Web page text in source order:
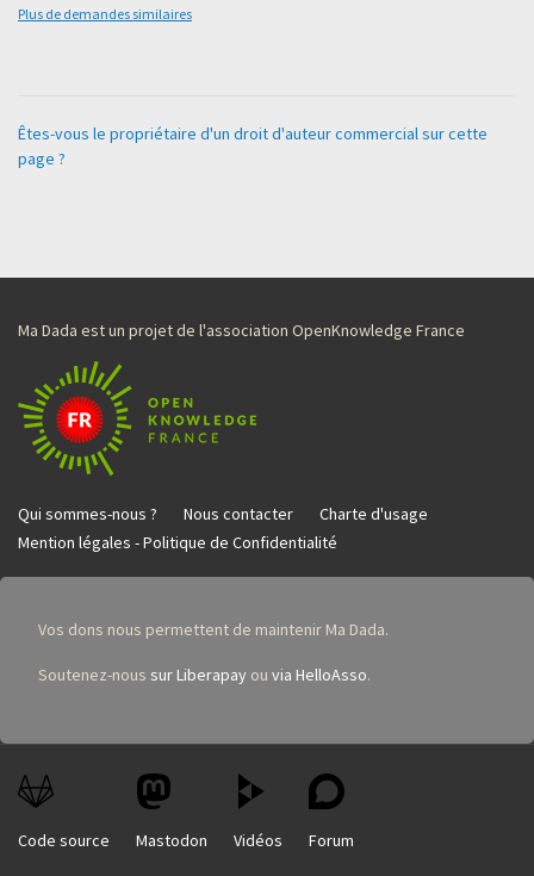
Plus de demandes similaires
Êtes-vous le propriétaire d'un droit d'auteur commercial sur cette
page ?
Ma Dada est un projet de l'association OpenKnowledge France
Qui sommes-nous ? Nous contacter
Charte d'usage
Mention légales - Politique de Confidentialité
Vos dons nous permettent de maintenir Ma Dada.
Soutenez-nous sur Liberapay ou via HelloAsso.
Code source Mastodon Vidéos Forum